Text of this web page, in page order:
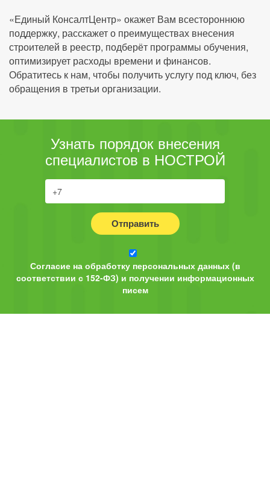
«Единый КонсалтЦентр» окажет Вам всестороннюю
поддержку, расскажет о преимуществах внесения
строителей в реестр, подберёт программы обучения,
оптимизирует расходы времени и финансов.
Обратитесь к нам, чтобы получить услугу под ключ, без
обращения в третьи организации.
Узнать порядок внесения
специалистов в НОСТРОЙ
Отправить
Согласие на обработку персональных данных (в
соответствии с 152-ФЗ) и получении информационных
писем